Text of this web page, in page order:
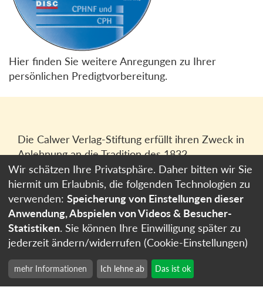
Hier finden Sie weitere Anregungen zu Ihrer
persönlichen Predigtvorbereitung.
Die Calwer Verlag-Stiftung erfüllt ihren Zweck in
Anlehnung an die Tradition des 1832
gegründeten Calwer Verlagsvereins, der
heutigen Calwer Verlag Bücher und Medien
GmbHin Stuttgart.
Impressum
Datenschutzerklärung
Cookie-Einstellungen
Wir schätzen Ihre Privatsphäre. Daher bitten wir Sie
hiermit um Erlaubnis, die folgenden Technologien zu
verwenden: Speicherung von Einstellungen dieser
Anwendung, Abspielen von Videos & Besucher-
Statistiken. Sie können Ihre Einwilligung später zu
jederzeit ändern/widerrufen (Cookie-Einstellungen)
mehr Informationen Ich lehne ab Das ist ok